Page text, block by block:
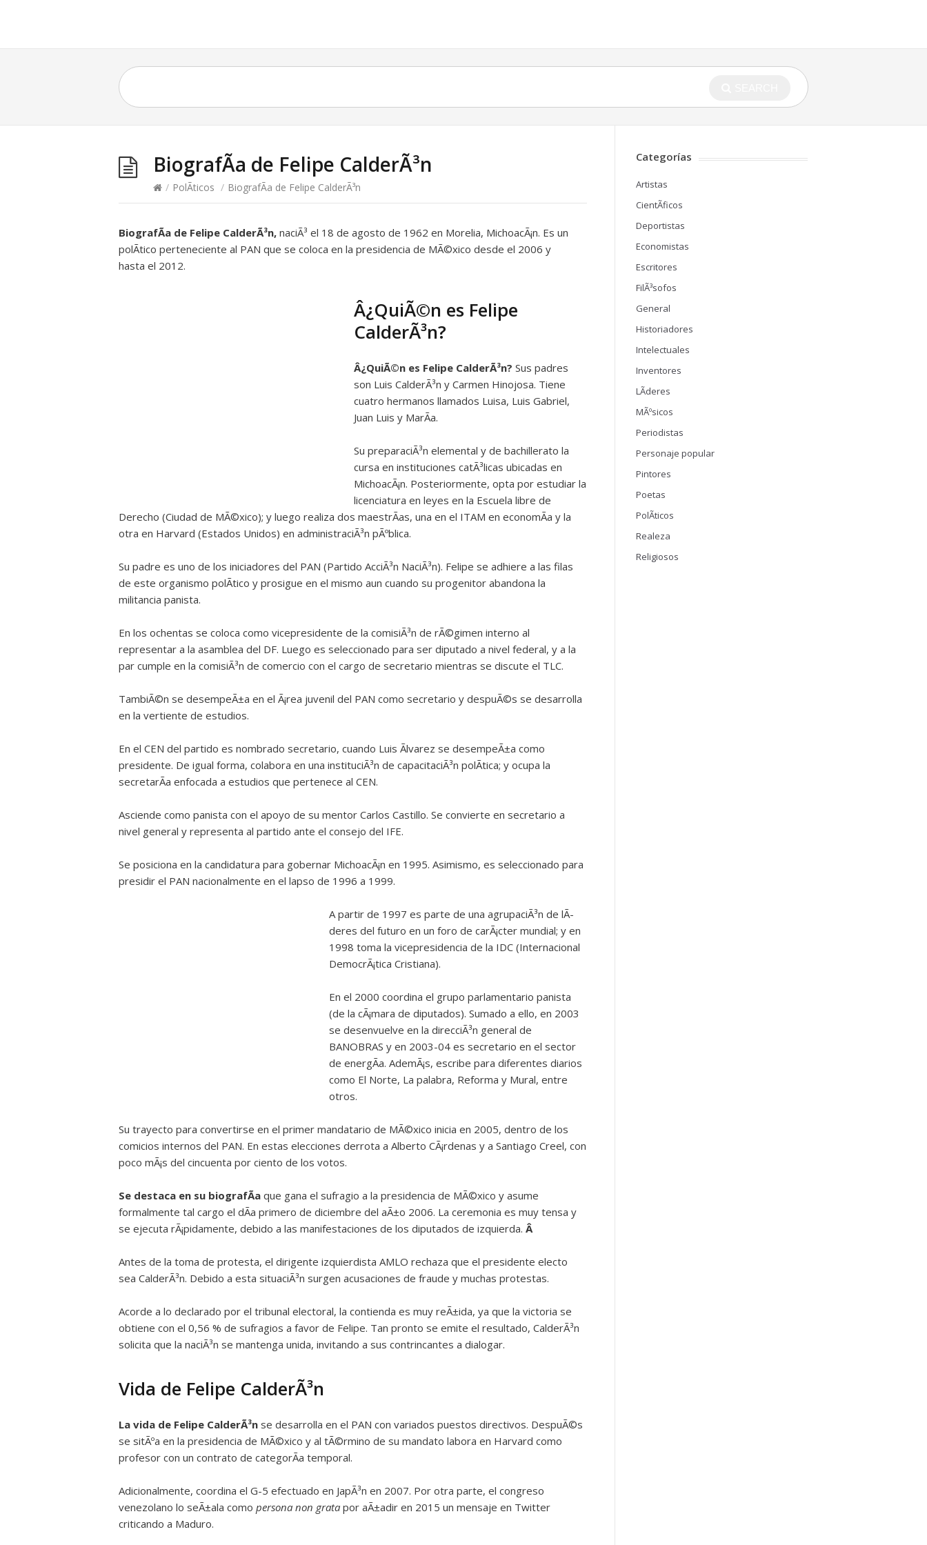
BiografÃ­a de Felipe CalderÃ³n
/ PolÃ­ticos / BiografÃ­a de Felipe CalderÃ³n
BiografÃ­a de Felipe CalderÃ³n, naciÃ³ el 18 de agosto de 1962 en Morelia, MichoacÃ¡n. Es un
polÃ­tico perteneciente al PAN que se coloca en la presidencia de MÃ©xico desde el 2006 y
hasta el 2012.
Â¿QuiÃ©n es Felipe
CalderÃ³n?
Â¿QuiÃ©n es Felipe CalderÃ³n? Sus padres
son Luis CalderÃ³n y Carmen Hinojosa. Tiene
cuatro hermanos llamados Luisa, Luis Gabriel,
Juan Luis y MarÃ­a.
Su preparaciÃ³n elemental y de bachillerato la
cursa en instituciones catÃ³licas ubicadas en
MichoacÃ¡n. Posteriormente, opta por estudiar la
licenciatura en leyes en la Escuela libre de
Derecho (Ciudad de MÃ©xico); y luego realiza dos maestrÃ­as, una en el ITAM en economÃ­a y la
otra en Harvard (Estados Unidos) en administraciÃ³n pÃºblica.
Su padre es uno de los iniciadores del PAN (Partido AcciÃ³n NaciÃ³n). Felipe se adhiere a las filas
de este organismo polÃ­tico y prosigue en el mismo aun cuando su progenitor abandona la
militancia panista.
En los ochentas se coloca como vicepresidente de la comisiÃ³n de rÃ©gimen interno al
representar a la asamblea del DF. Luego es seleccionado para ser diputado a nivel federal, y a la
par cumple en la comisiÃ³n de comercio con el cargo de secretario mientras se discute el TLC.
TambiÃ©n se desempeÃ±a en el Ã¡rea juvenil del PAN como secretario y despuÃ©s se desarrolla
en la vertiente de estudios.
En el CEN del partido es nombrado secretario, cuando Luis Ãlvarez se desempeÃ±a como
presidente. De igual forma, colabora en una instituciÃ³n de capacitaciÃ³n polÃ­tica; y ocupa la
secretarÃ­a enfocada a estudios que pertenece al CEN.
Asciende como panista con el apoyo de su mentor Carlos Castillo. Se convierte en secretario a
nivel general y representa al partido ante el consejo del IFE.
Se posiciona en la candidatura para gobernar MichoacÃ¡n en 1995. Asimismo, es seleccionado para
presidir el PAN nacionalmente en el lapso de 1996 a 1999.
A partir de 1997 es parte de una agrupaciÃ³n de lÃ­
deres del futuro en un foro de carÃ¡cter mundial; y en
1998 toma la vicepresidencia de la IDC (Internacional
DemocrÃ¡tica Cristiana).
En el 2000 coordina el grupo parlamentario panista
(de la cÃ¡mara de diputados). Sumado a ello, en 2003
se desenvuelve en la direcciÃ³n general de
BANOBRAS y en 2003-04 es secretario en el sector
de energÃ­a. AdemÃ¡s, escribe para diferentes diarios
como El Norte, La palabra, Reforma y Mural, entre
otros.
Su trayecto para convertirse en el primer mandatario de MÃ©xico inicia en 2005, dentro de los
comicios internos del PAN. En estas elecciones derrota a Alberto CÃ¡rdenas y a Santiago Creel, con
poco mÃ¡s del cincuenta por ciento de los votos.
Se destaca en su biografÃ­a que gana el sufragio a la presidencia de MÃ©xico y asume
formalmente tal cargo el dÃ­a primero de diciembre del aÃ±o 2006. La ceremonia es muy tensa y
se ejecuta rÃ¡pidamente, debido a las manifestaciones de los diputados de izquierda. Â
Antes de la toma de protesta, el dirigente izquierdista AMLO rechaza que el presidente electo
sea CalderÃ³n. Debido a esta situaciÃ³n surgen acusaciones de fraude y muchas protestas.
Acorde a lo declarado por el tribunal electoral, la contienda es muy reÃ±ida, ya que la victoria se
obtiene con el 0,56 % de sufragios a favor de Felipe. Tan pronto se emite el resultado, CalderÃ³n
solicita que la naciÃ³n se mantenga unida, invitando a sus contrincantes a dialogar.
Vida de Felipe CalderÃ³n
La vida de Felipe CalderÃ³n se desarrolla en el PAN con variados puestos directivos. DespuÃ©s
se sitÃºa en la presidencia de MÃ©xico y al tÃ©rmino de su mandato labora en Harvard como
profesor con un contrato de categorÃ­a temporal.
Adicionalmente, coordina el G-5 efectuado en JapÃ³n en 2007. Por otra parte, el congreso
venezolano lo seÃ±ala como persona non grata por aÃ±adir en 2015 un mensaje en Twitter
criticando a Maduro.
Categorías
Artistas
CientÃ­ficos
Deportistas
Economistas
Escritores
FilÃ³sofos
General
Historiadores
Intelectuales
Inventores
LÃ­deres
MÃºsicos
Periodistas
Personaje popular
Pintores
Poetas
PolÃ­ticos
Realeza
Religiosos